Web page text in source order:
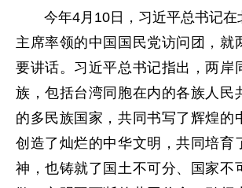
今年4月10日，习近平总书记在
主席率领的中国国民党访问团，就
要讲话。习近平总书记指出，两岸
族，包括台湾同胞在内的各族人民
的多民族国家，共同书写了辉煌的
创造了灿烂的中华文明，共同培育
神，也铸就了国土不可分、国家不